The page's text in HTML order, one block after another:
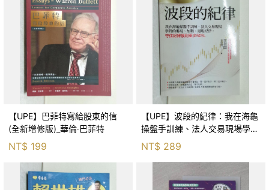
【UPE】巴菲特寫給股東的信
(全新增修版)_華倫‧巴菲特
NT$ 199
【UPE】波段的紀律：我在海龜
操盤手訓練、法人交易現場學到
的進場、加碼、退場紀律，守住
紀律獲利至少50％_雷老闆
NT$ 289